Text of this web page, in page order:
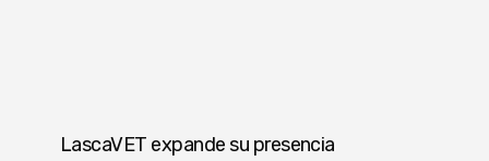
LascaVET expande su presencia